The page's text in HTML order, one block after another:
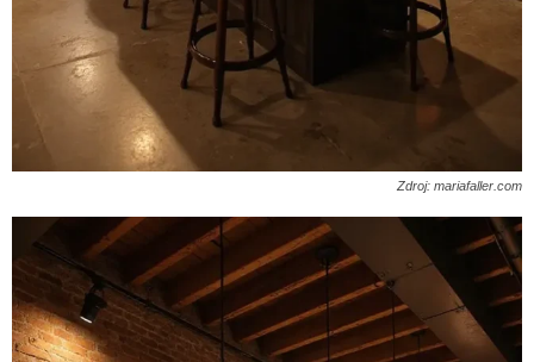
Zdroj: mariafaller.com